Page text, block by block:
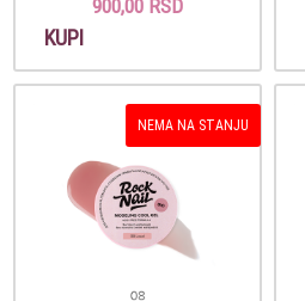
900,00 RSD
KUPI
NEMA NA STANJU